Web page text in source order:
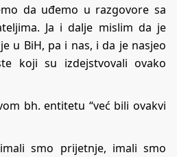
da uđemo u razgovore sa
Ja i dalje mislim da je
u BiH, pa i nas, i da je nasjeo
koji su izdejstvovali ovako
bh. entitetu “već bili ovakvi
smo prijetnje, imali smo